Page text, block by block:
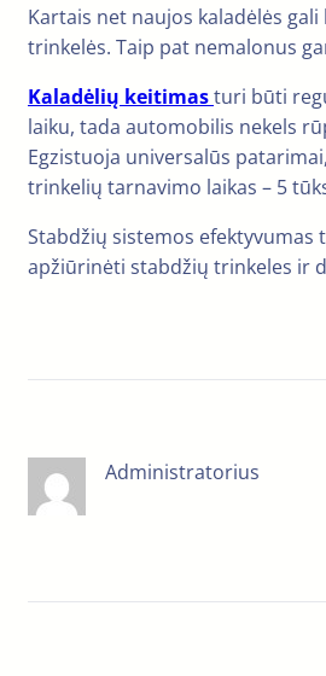
Kartais net naujos kaladėlės
trinkelės. Taip pat nemalonus
Kaladėlių keitimasturi būti
laiku, tada automobilis nekels
Egzistuoja universalūs
trinkelių tarnavimo laikas – 5
Stabdžių sistemos
apžiūrinėti stabdžių trinkeles ir
Administratorius